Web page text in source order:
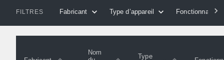
FILTRES Fabricant Type d’appareil Fonctionnalités
Nom
Type